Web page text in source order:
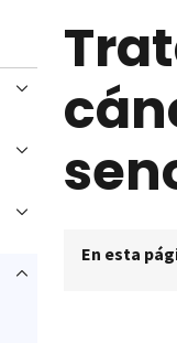
En esta